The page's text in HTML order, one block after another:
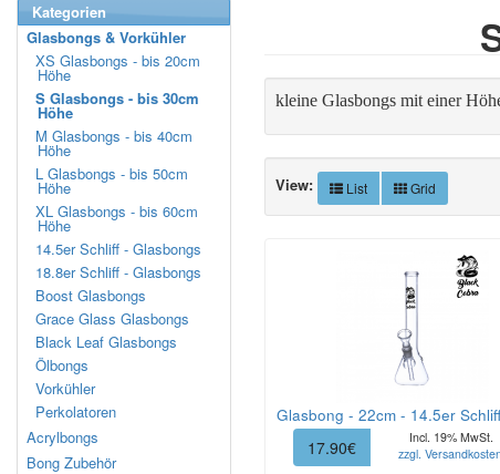
kleine Glasbongs mit einer
View: List Grid
Glasbong - 22cm - 14.5er Schliff
17.90€
Incl. 19% MwSt.
zzgl.
Kategorien
Glasbongs & Vorkühler
XS Glasbongs - bis 20cm
Höhe
S Glasbongs - bis 30cm
Höhe
M Glasbongs - bis 40cm
Höhe
L Glasbongs - bis 50cm
Höhe
XL Glasbongs - bis 60cm
Höhe
14.5er Schliff - Glasbongs
18.8er Schliff - Glasbongs
Boost Glasbongs
Grace Glass Glasbongs
Black Leaf Glasbongs
Ölbongs
Vorkühler
Perkolatoren
Acrylbongs
Bong Zubehör